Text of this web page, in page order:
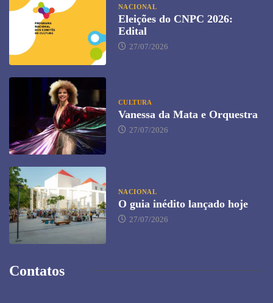
NACIONAL
Eleições do CNPC 2026:
Edital
27/07/2026
CULTURA
Vanessa da Mata e Orquestra
27/07/2026
NACIONAL
O guia inédito lançado hoje
27/07/2026
Contatos